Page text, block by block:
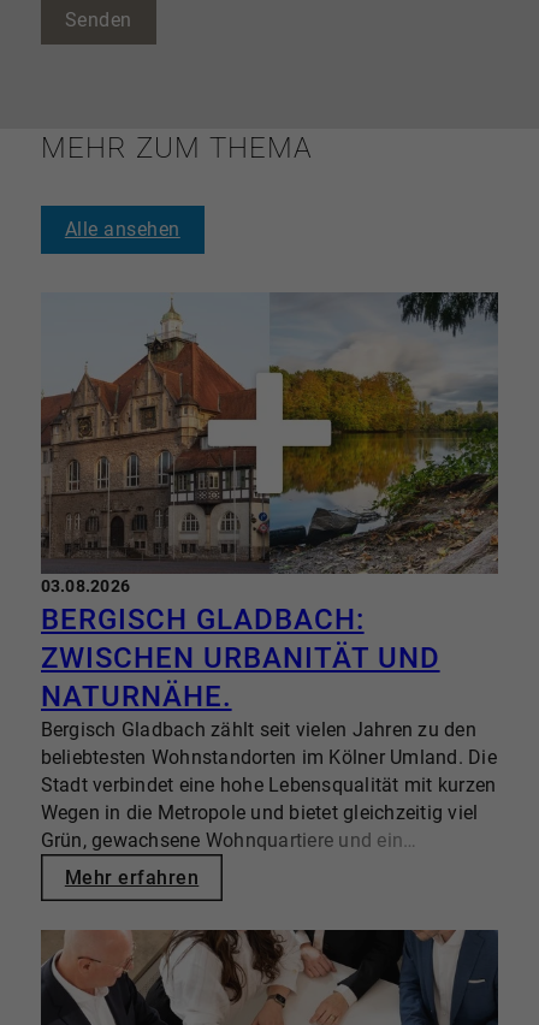
Senden
MEHR ZUM THEMA
Alle ansehen
03.08.2026
BERGISCH GLADBACH:
ZWISCHEN URBANITÄT UND
NATURNÄHE.
Bergisch Gladbach zählt seit vielen Jahren zu den
beliebtesten Wohnstandorten im Kölner Umland. Die
Stadt verbindet eine hohe Lebensqualität mit kurzen
Wegen in die Metropole und bietet gleichzeitig viel
Grün, gewachsene Wohnquartiere und ein
vielfältiges Immobilienangebot. So ist Bergisch
Gladbach für unterschiedlichste Lebensentwürfe
bis hin zu Menschen, die bewusst ruhiger wohnen
möchten, ohne den Anschluss zu verlieren.
Mehr erfahren